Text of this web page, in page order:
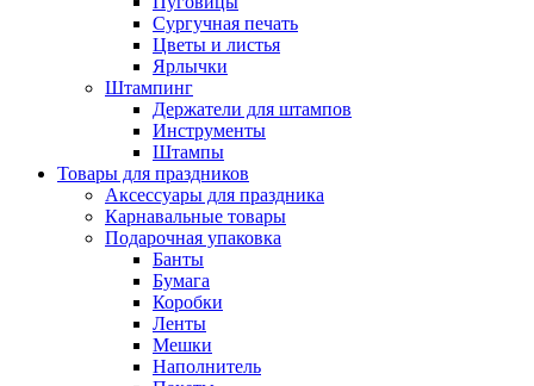
Сургучная печать
Цветы и листья
Ярлычки
Штампинг
Держатели для штампов
Инструменты
Штампы
Товары для праздников
Аксессуары для праздника
Карнавальные товары
Подарочная упаковка
Банты
Бумага
Коробки
Ленты
Мешки
Наполнитель